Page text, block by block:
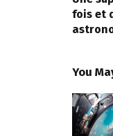
fois et
You